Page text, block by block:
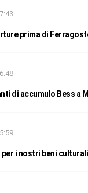
prima di
di accumulo Bess a
per i nostri beni culturali